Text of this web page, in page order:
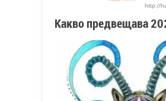
http://
Какво предвещава